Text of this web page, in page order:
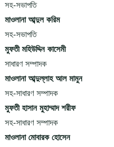
সহ-সভাপতি
মাওলানা আব্দুল করিম
সহ-সভাপতি
মুফতী মহিউদ্দিন কাসেমী
সাধারণ সম্পাদক
মাওলানা আব্দুল্লাহ আল মামুন
সহ-সাধারণ সম্পাদক
মুফতী হাসান মুহাম্মাদ শরীফ
সহ-সাধারণ সম্পাদক
মাওলানা মোবারক হোসেন